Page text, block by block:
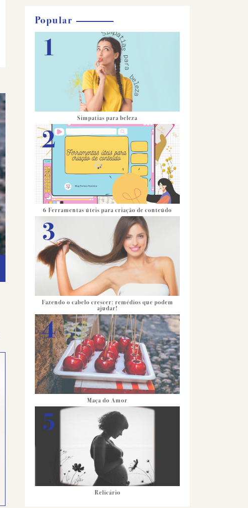
Popular
Simpatias para beleza
6 Ferramentas úteis para criação de conteúdo
Fazendo o cabelo crescer: remédios que podem
ajudar!
Maça do Amor
Relicário